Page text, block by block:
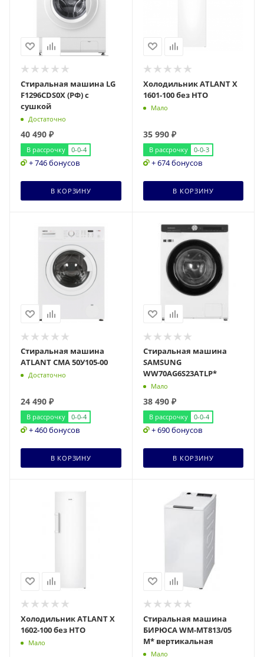
Стиральная машина LG
F1296CDS0X (РФ) с
сушкой
Достаточно
40 490 ₽
В рассрочку 0-0-4
+ 746 бонусов
В КОРЗИНУ
Холодильник ATLANT Х
1601-100 без НТО
Мало
35 990₽
В рассрочку 0-0-3
+ 674 бонусов
В КОРЗИНУ
Стиральная машина
ATLANT СМА 50У105-00
Достаточно
24 490 ₽
В рассрочку 0-0-4
+ 460 бонусов
В КОРЗИНУ
Стиральная машина
SAMSUNG
WW70AG6S23ATLP*
Мало
38 490₽
В рассрочку 0-0-4
+ 690 бонусов
В КОРЗИНУ
Холодильник ATLANT Х
1602-100 без НТО
Мало
Стиральная машина
БИРЮСА WM-MT813/05
M* вертикальная
Мало